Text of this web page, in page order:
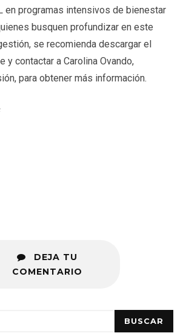
en programas intensivos de bienestar
busquen profundizar en este
se recomienda descargar el
y contactar a Carolina Ovando,
para obtener más información.
DEJA TU
COMENTARIO
BUSCAR